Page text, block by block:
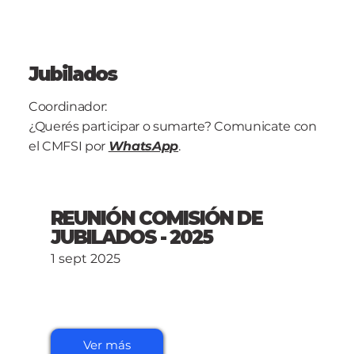
Jubilados
Coordinador:
¿Querés participar o sumarte? Comunicate con
el CMFSI por WhatsApp.
REUNIÓN COMISIÓN DE
JUBILADOS - 2025
1 sept 2025
Ver más